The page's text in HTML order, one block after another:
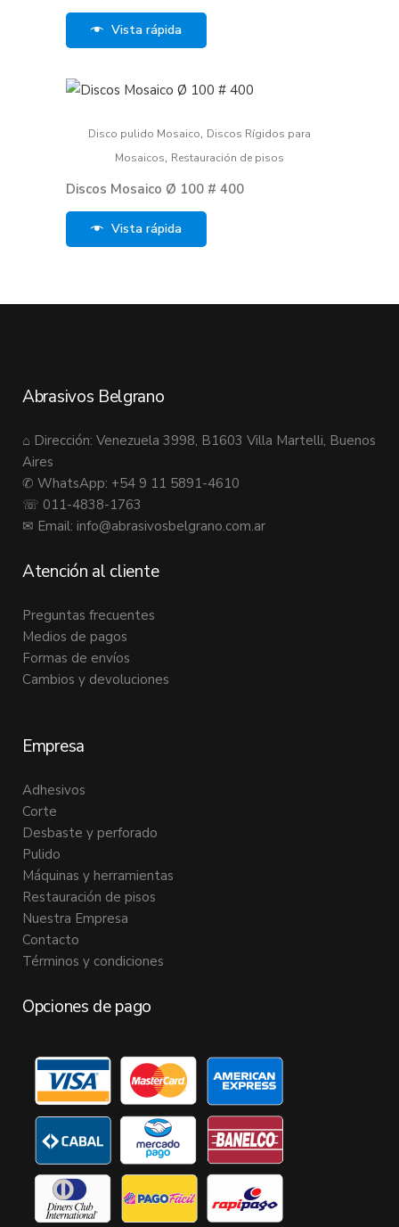
Vista rápida
Disco pulido Mosaico, Discos Rígidos para
Mosaicos, Restauración de pisos
Discos Mosaico Ø 100 # 400
Vista rápida
Abrasivos Belgrano
⌂ Dirección: Venezuela 3998, B1603 Villa Martelli, Buenos
Aires
✆ WhatsApp: +54 9 11 5891-4610
☏ 011-4838-1763
✉ Email: info@abrasivosbelgrano.com.ar
Atención al cliente
Preguntas frecuentes
Medios de pagos
Formas de envíos
Cambios y devoluciones
Empresa
Adhesivos
Corte
Desbaste y perforado
Pulido
Máquinas y herramientas
Restauración de pisos
Nuestra Empresa
Contacto
Términos y condiciones
Opciones de pago